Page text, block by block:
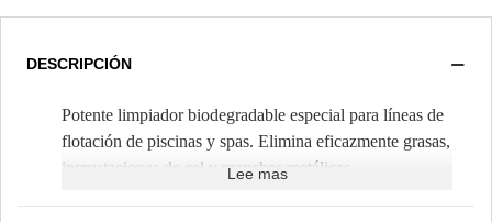
DESCRIPCIÓN
Potente limpiador biodegradable especial para líneas de
flotación de piscinas y spas. Elimina eficazmente grasas,
incrustaciones de cal y manchas metálicas.
Lee mas